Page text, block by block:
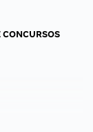
CONCURSOS